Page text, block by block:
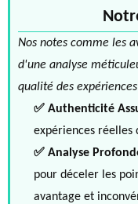
Nos notes comme les
d'une analyse
qualité des
✅ Authenticité
expériences
✅ Analyse
pour déceler les
avantage et